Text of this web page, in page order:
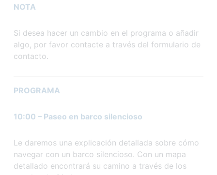
NOTA
Si desea hacer un cambio en el programa o añadir
algo, por favor contacte a través del formulario de
contacto.
PROGRAMA
10:00 – Paseo en barco silencioso
Le daremos una explicación detallada sobre cómo
navegar con un barco silencioso. Con un mapa
detallado encontrará su camino a través de los